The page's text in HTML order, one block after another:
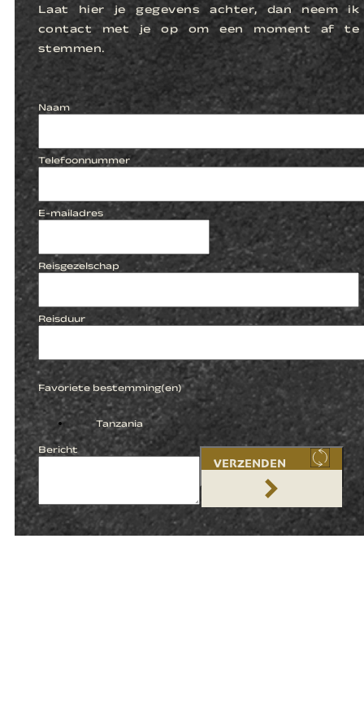
Laat hier je gegevens achter, dan neem ik
contact met je op om een moment af te
stemmen.
Naam
Telefoonnummer
E-mailadres
Reisgezelschap
Reisduur
Favoriete bestemming(en)
Tanzania
Bericht
VERZENDEN